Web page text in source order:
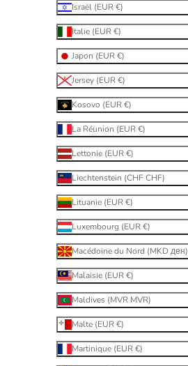
Israël (EUR €)
Italie (EUR €)
Japon (EUR €)
Jersey (EUR €)
Kosovo (EUR €)
La Réunion (EUR €)
Lettonie (EUR €)
Liechtenstein (CHF CHF)
Lituanie (EUR €)
Luxembourg (EUR €)
Macédoine du Nord (MKD ден)
Malaisie (EUR €)
Maldives (MVR MVR)
Malte (EUR €)
Martinique (EUR €)